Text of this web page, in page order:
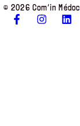
© 2026 Com’in Médoc